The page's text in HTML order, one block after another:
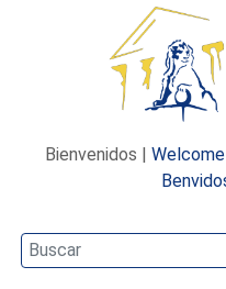
Bienvenidos | Welcome